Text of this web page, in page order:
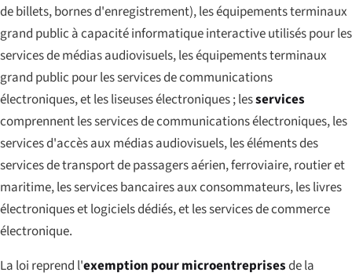
de billets, bornes d'enregistrement), les équipements terminaux
grand public à capacité informatique interactive utilisés pour les
services de médias audiovisuels, les équipements terminaux
grand public pour les services de communications
électroniques, et les liseuses électroniques ; lesservices
comprennent les services de communications électroniques, les
services d'accès aux médias audiovisuels, les éléments des
services de transport de passagers aérien, ferroviaire, routier et
maritime, les services bancaires aux consommateurs, les livres
électroniques et logiciels dédiés, et les services de commerce
électronique.
La loi reprend l'exemption pour microentreprisesde la